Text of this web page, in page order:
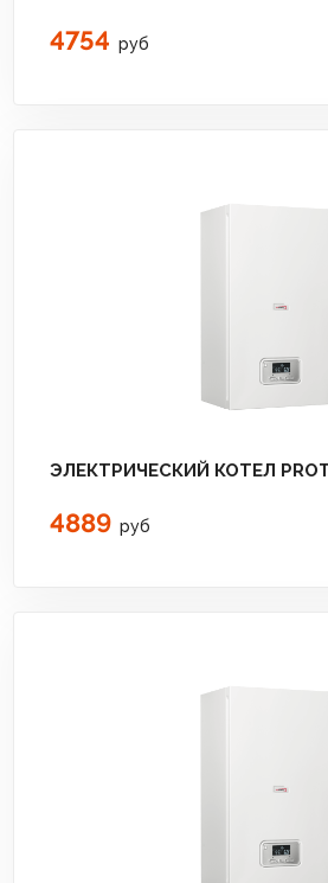
4754 руб
ЭЛЕКТРИЧЕСКИЙ КОТЕЛ
4889 руб